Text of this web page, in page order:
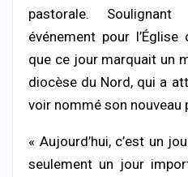
pastorale.
événement pour
que ce jour marquait un
diocèse du Nord, qui a
voir nommé son nouveau
« Aujourd’hui, c’est un
seulement un jour